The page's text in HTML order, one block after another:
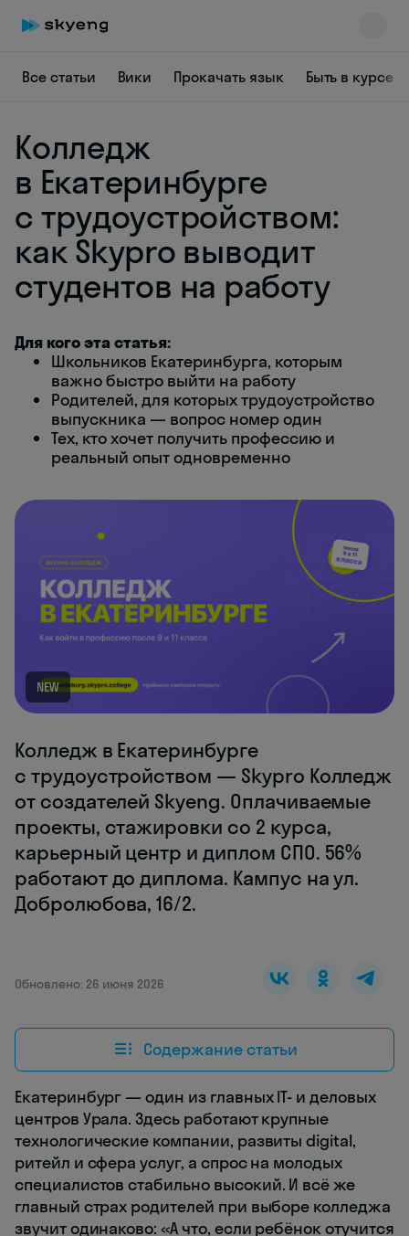
Все статьи Вики Прокачать язык Быть в курсе
Колледж
в Екатеринбурге
с трудоустройством:
как Skypro выводит
студентов на работу
Для кого эта статья:
Школьников Екатеринбурга, которым
важно быстро выйти на работу
Родителей, для которых трудоустройство
выпускника — вопрос номер один
Тех, кто хочет получить профессию и
реальный опыт одновременно
NEW
Колледж в Екатеринбурге
с трудоустройством — Skypro Колледж
от создателей Skyeng. Оплачиваемые
проекты, стажировки со 2 курса,
карьерный центр и диплом СПО. 56%
работают до диплома. Кампус на ул.
Добролюбова, 16/2.
Обновлено: 26 июня 2026
Содержание статьи
Екатеринбург — один из главных IT- и деловых
центров Урала. Здесь работают крупные
технологические компании, развиты digital,
ритейл и сфера услуг, а спрос на молодых
специалистов стабильно высокий. И всё же
главный страх родителей при выборе колледжа
звучит одинаково: «А что, если ребёнок отучится
Skyeng Chat
online